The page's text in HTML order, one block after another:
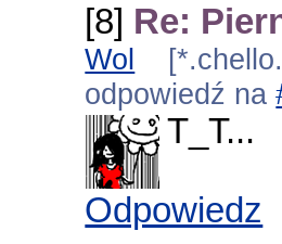
[8] Re:
Wol
odpowiedź na
T_T...
Odpowiedz